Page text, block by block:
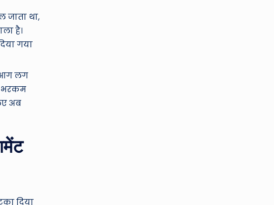
जाता था,
है।
गया
आग लग
भरकम
अब
दिया